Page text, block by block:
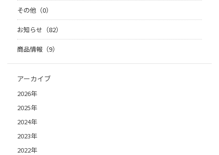
その他（0）
お知らせ（82）
商品情報（9）
アーカイブ
2026年
2025年
2024年
2023年
2022年